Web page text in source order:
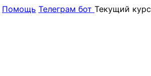
Помощь Телеграм бот Текущий